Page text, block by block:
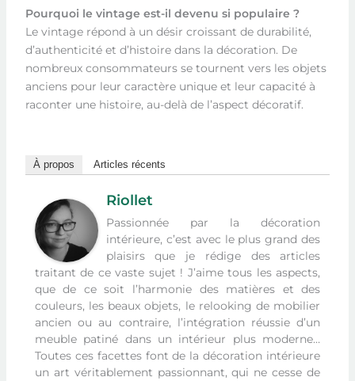
Pourquoi le vintage est-il devenu si populaire ?
Le vintage répond à un désir croissant de durabilité,
d’authenticité et d’histoire dans la décoration. De
nombreux consommateurs se tournent vers les objets
anciens pour leur caractère unique et leur capacité à
raconter une histoire, au-delà de l’aspect décoratif.
À propos Articles récents
Riollet
Passionnée par la décoration
intérieure, c’est avec le plus grand des
plaisirs que je rédige des articles
traitant de ce vaste sujet ! J’aime tous les aspects,
que de ce soit l’harmonie des matières et des
couleurs, les beaux objets, le relooking de mobilier
ancien ou au contraire, l’intégration réussie d’un
meuble patiné dans un intérieur plus moderne…
Toutes ces facettes font de la décoration intérieure
un art véritablement passionnant, qui ne cesse de